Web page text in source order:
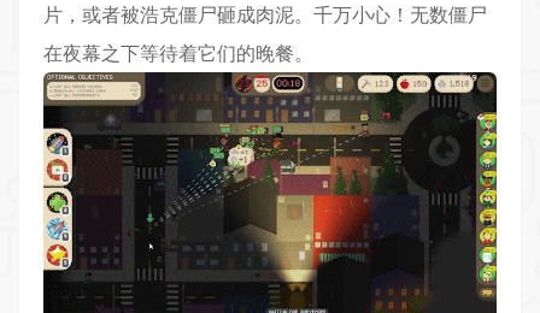
片，或者被浩克僵尸砸成肉泥。千万小心！无数僵尸
在夜幕之下等待着它们的晚餐。